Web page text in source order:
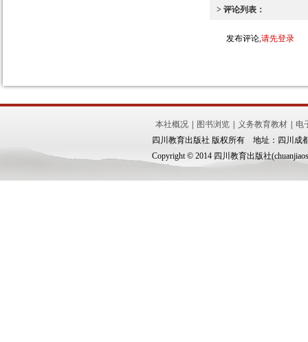
> 评论列表：
发布评论,请先登录
本社概况 图书浏览 义务教育教材
电
四川教育出版社 版权所有 地址：四川成
Copyright © 2014 四川教育出版社